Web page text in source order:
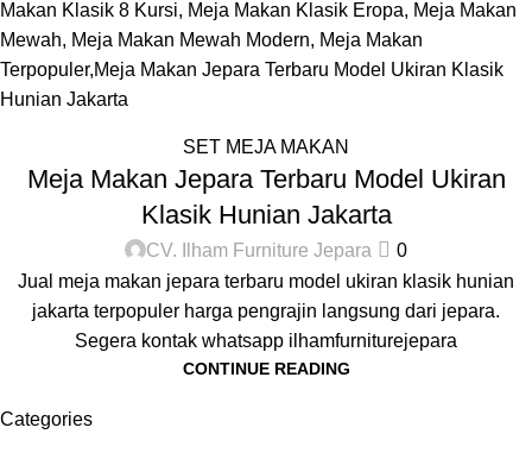
SET MEJA MAKAN
Meja Makan Jepara Terbaru Model Ukiran
Klasik Hunian Jakarta
CV. Ilham Furniture Jepara
0
Jual meja makan jepara terbaru model ukiran klasik hunian
jakarta terpopuler harga pengrajin langsung dari jepara.
Segera kontak whatsapp ilhamfurniturejepara
CONTINUE READING
Categories